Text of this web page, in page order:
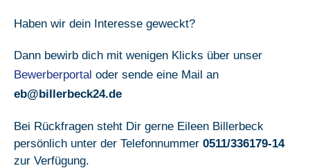
Haben wir dein Interesse geweckt?
Dann bewirb dich mit wenigen Klicks über unser
Bewerberportal oder sende eine Mail an
eb@billerbeck24.de
Bei Rückfragen steht Dir gerne Eileen Billerbeck
persönlich unter der Telefonnummer 0511/336179-14
zur Verfügung.